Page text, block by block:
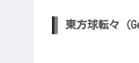
東方球転々（